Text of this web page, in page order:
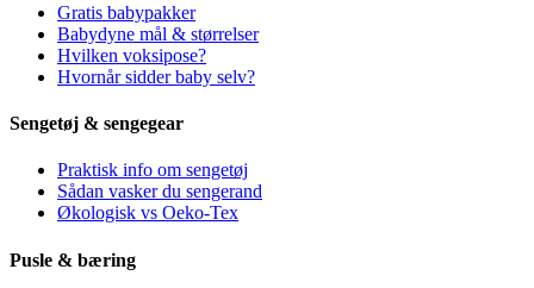
Gratis babypakker
Babydyne mål & størrelser
Hvilken voksipose?
Hvornår sidder baby selv?
Sengetøj & sengegear
Praktisk info om sengetøj
Sådan vasker du sengerand
Økologisk vs Oeko-Tex
Pusle & bæring